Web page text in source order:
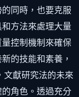
同時，也要克服
方法來處理大量
控制機制來確保
的技能和素養，
文獻研究法的未來
角色。透過充分